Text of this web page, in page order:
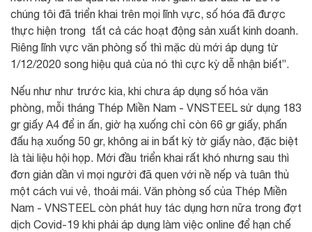
chúng tôi đã triển khai trên mọi lĩnh vực, số hóa đã được
thực hiện trong tất cả các hoạt động sản xuất kinh doanh.
Riêng lĩnh vực văn phòng số thì mặc dù mới áp dụng từ
1/12/2020 song hiệu quả của nó thì cực kỳ dễ nhận biết”.
Nếu như như trước kia, khi chưa áp dụng số hóa văn
phòng, mỗi tháng Thép Miền Nam - VNSTEEL sử dụng 183
gr giấy A4 để in ấn, giờ hạ xuống chỉ còn 66 gr giấy, phấn
đấu hạ xuống 50 gr, không ai in bất kỳ tờ giấy nào, đặc biệt
là tài liệu hội họp. Mới đầu triển khai rất khó nhưng sau thì
đơn giản dần vì mọi người đã quen với nề nếp và tuân thủ
một cách vui vẻ, thoải mái. Văn phòng số của Thép Miền
Nam - VNSTEEL còn phát huy tác dụng hơn nữa trong đợt
dịch Covid-19 khi phải áp dụng làm việc online để hạn chế